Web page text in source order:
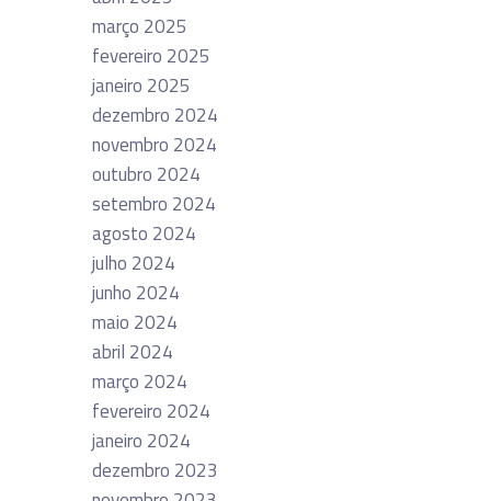
março 2025
fevereiro 2025
janeiro 2025
dezembro 2024
novembro 2024
outubro 2024
setembro 2024
agosto 2024
julho 2024
junho 2024
maio 2024
abril 2024
março 2024
fevereiro 2024
janeiro 2024
dezembro 2023